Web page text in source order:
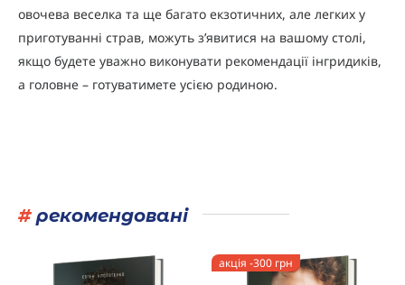
овочева веселка та ще багато екзотичних, але легких у
приготуванні страв, можуть з’явитися на вашому столі,
якщо будете уважно виконувати рекомендації інгридиків,
а головне – готуватимете усією родиною.
#рекомендовані
акція -300 грн